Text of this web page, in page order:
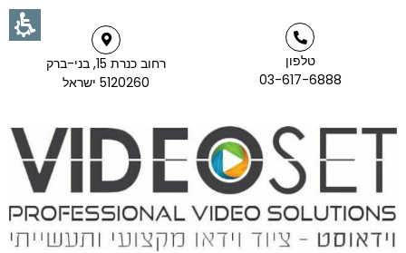
טלפון
03-617-6888
רחוב כנרת 15, בני-ברק
5120260 ישראל